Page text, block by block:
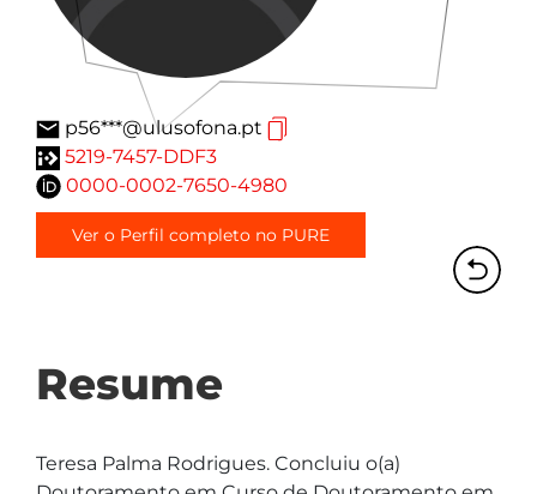
p56***@ulusofona.pt
5219-7457-DDF3
0000-0002-7650-4980
Ver o Perfil completo no PURE
Resume
Teresa Palma Rodrigues. Concluiu o(a)